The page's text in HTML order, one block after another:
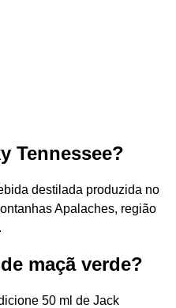
Tennessee?
destilada produzida no
Apalaches, região
maçã verde?
50 ml de Jack